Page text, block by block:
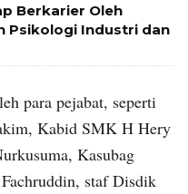
Berkarier Oleh
Psikologi Industri dan
para pejabat, seperti
Kabid SMK H Hery
Kasubag
staf Disdik